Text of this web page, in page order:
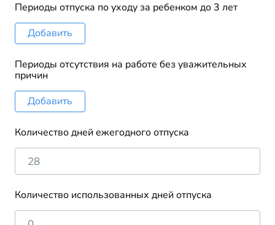
Периоды отпуска по уходу за ребенком до 3 лет
Добавить
Периоды отсутствия на работе без уважительных
причин
Добавить
Количество дней ежегодного отпуска
Количество использованных дней отпуска